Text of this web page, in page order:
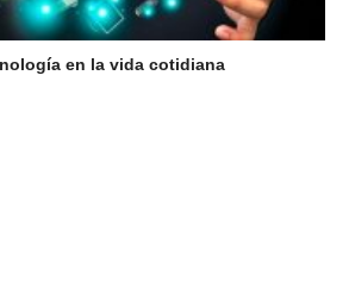
en la vida cotidiana